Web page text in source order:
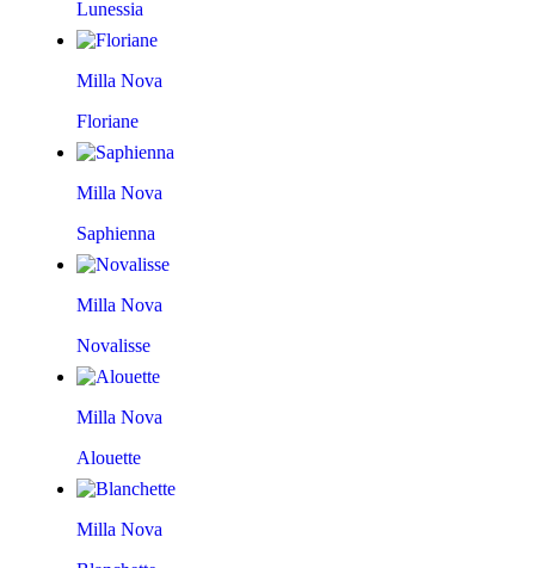
Lunessia
Milla Nova
Floriane
Milla Nova
Saphienna
Milla Nova
Novalisse
Milla Nova
Alouette
Milla Nova